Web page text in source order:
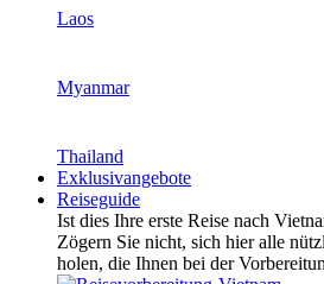
Laos
Myanmar
Thailand
Exklusivangebote
Reiseguide
Ist dies Ihre erste Reise nach
Zögern Sie nicht, sich hier alle
holen, die Ihnen bei der